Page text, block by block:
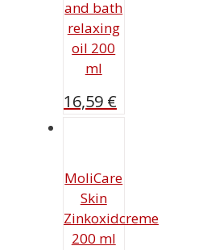
and bath
relaxing
oil 200
ml
16,59 €
MoliCare
Skin
Zinkoxidcreme
200 ml